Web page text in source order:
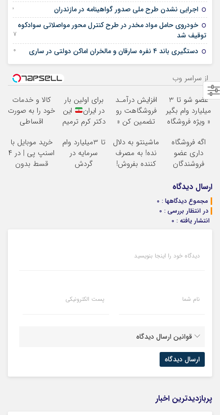
اجرایی نشدن طرح ملی صدور گواهینامه در مازندران 30 آوریل 2024
خودروی حامل مواد مخدر در طرح کنترل محور مواصلاتی سوادکوه
توقیف شد
17 دسامبر 2023
دستگیری باند ۴ نفره سارقان و مالخران اماکن دولتی در ساری 10 دسامبر 2023
از سراسر وب
عضو شو تا 3
میلیارد وام بگیر
« ویژه فروشگاه
افزایش درآمـد
فروشگاهت رو
تضمین کن «
ثبت کن »
برای اولین بار
در ایران
این
دکتر کرم ترمیم
ساخت!
کالا و خدمات
خود را به صورت
اقساطی
اگه فروشگاه
داری عضو
فروشندگان
میلیارد وام بگیر
ماشینتو به دلال
نده! به مصرف
کننده بفروش!
تا 3میلیارد وام
سرمایه در
گردش
خرید موبایل با
اسنپ پی | در ۴
قسط بدون
ارسال دیدگاه
مجموع دیدگاهها : 0
در انتظار بررسی : 0
انتشار یافته : 0
دیدگاه خود را اینجا بنویسید
نام شما پست الکترونیکی
قوانین ارسال دیدگاه
پربازدیدترین اخبار